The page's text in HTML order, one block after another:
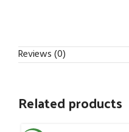
Reviews (0)
Related products